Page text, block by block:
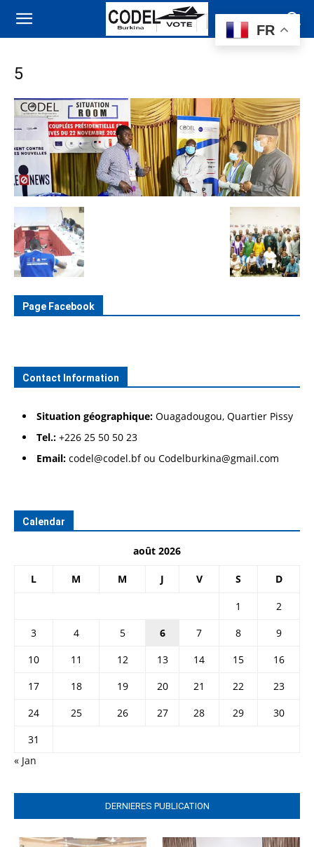
5
Page Facebook
Contact Information
Situation géographique: Ouagadougou, Quartier Pissy
Tel.: +226 25 50 50 23
Email: codel@codel.bf ou Codelburkina@gmail.com
Calendar
août 2026
L M M J V S D
1
2
3
4 5 6 7 8
9
10
11 12 13 14 15
16
17
18 19 20 21 22
23
24
25 26 27 28 29
30
31
« Jan
DERNIERES PUBLICATION
FR